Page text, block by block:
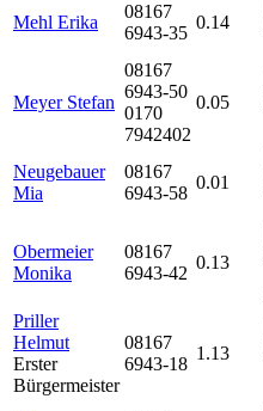
Mehl Erika
08167
6943-35
0.14
Meyer Stefan
08167
6943-50
0170
7942402
0.05
Neugebauer
Mia
08167
6943-58
0.01
Obermeier
Monika
08167
6943-42
0.13
Priller
Helmut
Erster
Bürgermeister
08167
6943-18
1.13